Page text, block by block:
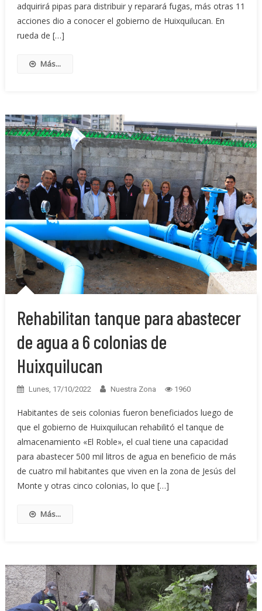
adquirirá pipas para distribuir y reparará fugas, más otras 11
acciones dio a conocer el gobierno de Huixquilucan. En
rueda de […]
Más...
Rehabilitan tanque para abastecer
de agua a 6 colonias de
Huixquilucan
Lunes, 17/10/2022 Nuestra Zona 1960
Habitantes de seis colonias fueron beneficiados luego de
que el gobierno de Huixquilucan rehabilitó el tanque de
almacenamiento «El Roble», el cual tiene una capacidad
para abastecer 500 mil litros de agua en beneficio de más
de cuatro mil habitantes que viven en la zona de Jesús del
Monte y otras cinco colonias, lo que […]
Más...